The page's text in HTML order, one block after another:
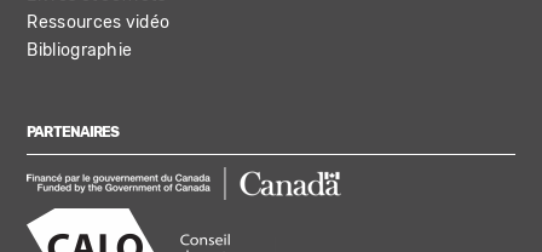
Ressources vidéo
Bibliographie
PARTENAIRES